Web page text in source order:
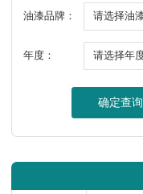
油漆品牌：
年度：
确定查询